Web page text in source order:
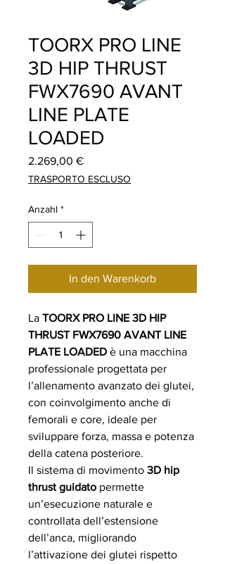
TOORX PRO LINE
3D HIP THRUST
FWX7690 AVANT
LINE PLATE
LOADED
2.269,00 €Preis
TRASPORTO ESCLUSO
Anzahl *
In den Warenkorb
La TOORX PRO LINE 3D HIP
THRUST FWX7690 AVANT LINE
PLATE LOADED è una macchina
professionale progettata per
l’allenamento avanzato dei glutei,
con coinvolgimento anche di
femorali e core, ideale per
sviluppare forza, massa e potenza
della catena posteriore.
Il sistema di movimento 3D hip
thrust guidato permette
un’esecuzione naturale e
controllata dell’estensione
dell’anca, migliorando
l’attivazione dei glutei rispetto